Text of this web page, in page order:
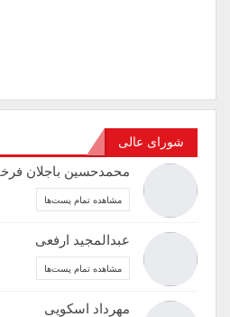
شورای عالی
محمدحسین باجلان فرخی
مشاهده تمام پست‌ها
عبدالمجید ارفعی
مشاهده تمام پست‌ها
مهرداد اسکویی